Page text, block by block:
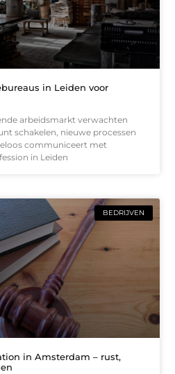
in Leiden voor
arbeidsmarkt verwachten
schakelen, nieuwe processen
communiceert met
in Leiden
BEDRIJVEN
in Amsterdam – rust,